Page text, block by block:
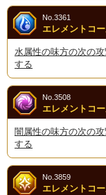
エレメントコー
No.3361
水属性の味方の次の
する
エレメントコー
No.3508
闇属性の味方の次の
する
エレメントコー
No.3859